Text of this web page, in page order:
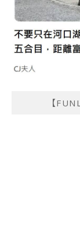
【